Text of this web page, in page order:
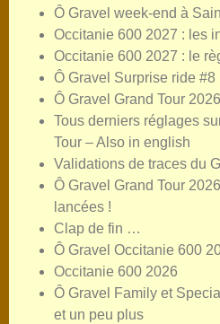
Ô Gravel week-end à
Occitanie 600 2027 : les
Occitanie 600 2027 : le
Ô Gravel Surprise ride #8
Ô Gravel Grand Tour
Tous derniers réglages
Tour – Also in english
Validations de traces du
Ô Gravel Grand Tour
lancées !
Clap de fin …
Ô Gravel Occitanie 600
Occitanie 600 2026
Ô Gravel Family et
et un peu plus